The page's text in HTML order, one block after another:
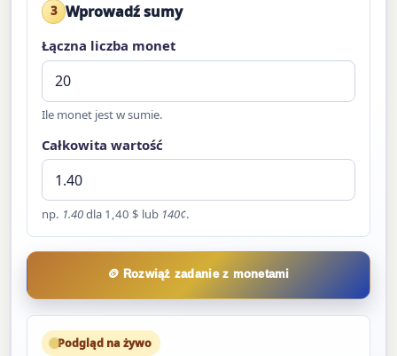
3 Wprowadź sumy
Łączna liczba monet
Ile monet jest w sumie.
Całkowita wartość
np. 1.40dla 1,40 $ lub 140¢.
🪙 Rozwiąż zadanie z monetami
Podgląd na żywo